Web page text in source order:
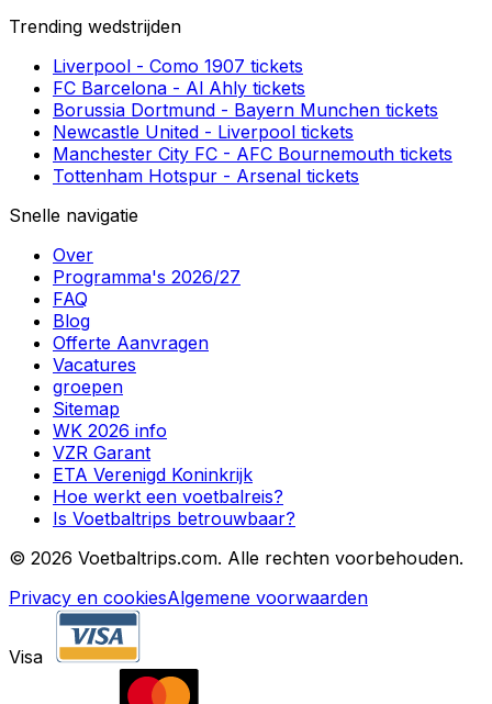
Trending wedstrijden
Liverpool - Como 1907 tickets
FC Barcelona - Al Ahly tickets
Borussia Dortmund - Bayern Munchen tickets
Newcastle United - Liverpool tickets
Manchester City FC - AFC Bournemouth tickets
Tottenham Hotspur - Arsenal tickets
Snelle navigatie
Over
Programma's 2026/27
FAQ
Blog
Offerte Aanvragen
Vacatures
groepen
Sitemap
WK 2026 info
VZR Garant
ETA Verenigd Koninkrijk
Hoe werkt een voetbalreis?
Is Voetbaltrips betrouwbaar?
© 2026 Voetbaltrips.com. Alle rechten voorbehouden.
Privacy en cookiesAlgemene voorwaarden
Visa